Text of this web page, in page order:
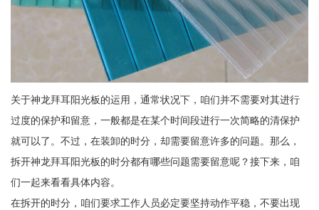
关于神龙拜耳阳光板的运用，通常状况下，咱们并不需要对其进行
过度的保护和留意，一般都是在某个时间段进行一次简略的清保护
就可以了。不过，在装卸的时分，却需要留意许多的问题。那么，
拆开神龙拜耳阳光板的时分都有哪些问题需要留意呢？接下来，咱
们一起来看看具体内容。
在拆开的时分，咱们要求工作人员必定要坚持动作平稳，不要出现